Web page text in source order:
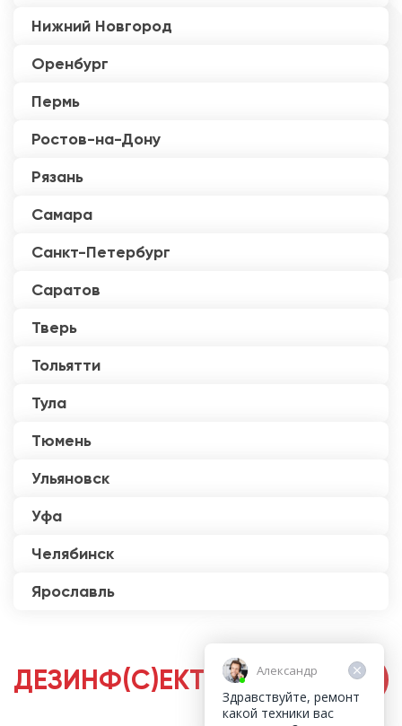
Нижний Новгород
Оренбург
Пермь
Ростов-на-Дону
Рязань
Самара
Санкт-Петербург
Саратов
Тверь
Тольятти
Тула
Тюмень
Ульяновск
Уфа
Челябинск
Ярославль
ДЕЗИНФ(С)ЕКТОРЫАлександр
Здравствуйте, ремонт
какой техники вас